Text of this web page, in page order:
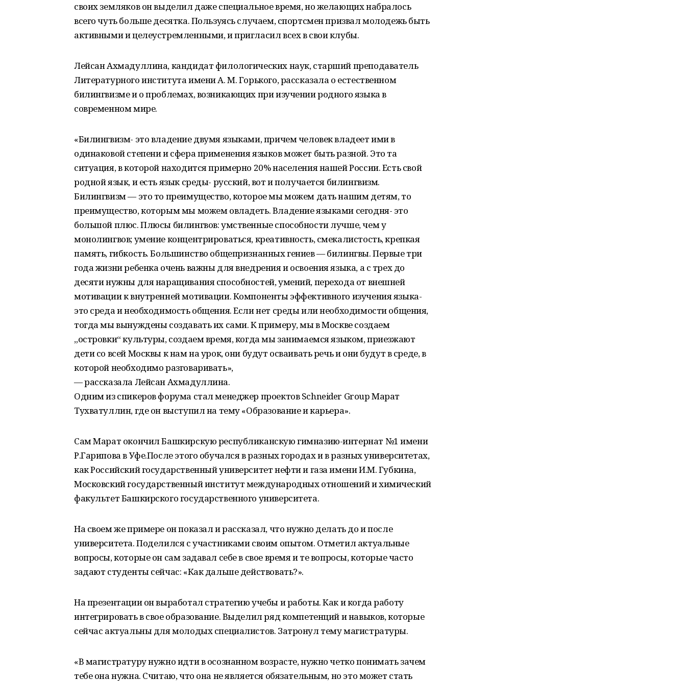
своих земляков он выделил даже специальное время, но желающих набралось
всего чуть больше десятка. Пользуясь случаем, спортсмен призвал молодежь быть
активными и целеустремленными, и пригласил всех в свои клубы.
Лейсан Ахмадуллина, кандидат филологических наук, старший преподаватель
Литературного института имени А. М. Горького, рассказала о естественном
билингвизме и о проблемах, возникающих при изучении родного языка в
современном мире.
«Билингвизм- это владение двумя языками, причем человек владеет ими в
одинаковой степени и сфера применения языков может быть разной. Это та
ситуация, в которой находится примерно 20% населения нашей России. Есть свой
родной язык, и есть язык среды- русский, вот и получается билингвизм.
Билингвизм — это то преимущество, которое мы можем дать нашим детям, то
преимущество, которым мы можем овладеть. Владение языками сегодня- это
большой плюс. Плюсы билингвов: умственные способности лучше, чем у
монолингвов; умение концентрироваться, креативность, смекалистость, крепкая
память, гибкость. Большинство общепризнанных гениев — билингвы. Первые три
года жизни ребенка очень важны для внедрения и освоения языка, а с трех до
десяти нужны для наращивания способностей, умений, перехода от внешней
мотивации к внутренней мотивации. Компоненты эффективного изучения языка-
это среда и необходимость общения. Если нет среды или необходимости общения,
тогда мы вынуждены создавать их сами. К примеру, мы в Москве создаем
„островки“ культуры, создаем время, когда мы занимаемся языком, приезжают
дети со всей Москвы к нам на урок, они будут осваивать речь и они будут в среде, в
которой необходимо разговаривать»,
— рассказала Лейсан Ахмадуллина.
Одним из спикеров форума стал менеджер проектов Schneider Group Марат
Тухватуллин, где он выступил на тему «Образование и карьера».
Сам Марат окончил Башкирскую республиканскую гимназию-интернат №1 имени
Р.Гарипова в Уфе.После этого обучался в разных городах и в разных университетах,
как Российский государственный университет нефти и газа имени И.М. Губкина,
Московский государственный институт международных отношений и химический
факультет Башкирского государственного университета.
На своем же примере он показал и рассказал, что нужно делать до и после
университета. Поделился с участниками своим опытом. Отметил актуальные
вопросы, которые он сам задавал себе в свое время и те вопросы, которые часто
задают студенты сейчас: «Как дальше действовать?».
На презентации он выработал стратегию учебы и работы. Как и когда работу
интегрировать в свое образование. Выделил ряд компетенций и навыков, которые
сейчас актуальны для молодых специалистов. Затронул тему магистратуры.
«В магистратуру нужно идти в осознанном возрасте, нужно четко понимать зачем
тебе она нужна. Считаю, что она не является обязательным, но это может стать